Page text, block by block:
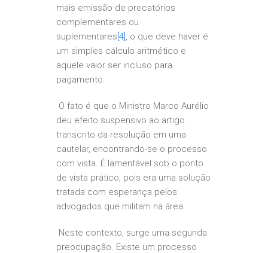
mais emissão de precatórios
complementares ou
suplementares [4] , o que deve haver é
um simples cálculo aritmético e
aquele valor ser incluso para
pagamento.
O fato é que o Ministro Marco Aurélio
deu efeito suspensivo ao artigo
transcrito da resolução em uma
cautelar, encontrando-se o processo
com vista. É lamentável sob o ponto
de vista prático, pois era uma solução
tratada com esperança pelos
advogados que militam na área.
Neste contexto, surge uma segunda
preocupação. Existe um processo